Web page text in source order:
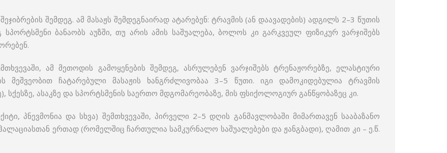
შემდეგ. ამ მასაჟს შემდეგნაირად ატარებენ: ტრავმის (ან დაავადების) ადგილს 2–3 წუთის
სპორტსმენი ბანაობს აუზში, თუ არის ამის საშუალება, ბოლოს კი გარკვეულ ფიზიკურ ვარჯიშებს
ამ მეთოდის გამოყენების შემდეგ, ასრულებენ ვარჯიშებს ტრენაჟორებზე, ელასტიური
მეშვეობით ჩატარებული მასაჟის ხანგრძლივობაა 3–5 წუთი. იგი დამოკიდებულია ტრავმის
სქესზე, ასაკზე და სპორტსმენის საერთო მდგომარეობაზე, მის ფსიქოლოგიურ განწყობაზეც კი.
პნევმონია და სხვა) შემთხვევაში, პირველი 2–5 დღის განმავლობაში მიმართავენ სააბაზანო
ერთად (რომელშიც ჩართულია სამკურნალო საშუალებები და ჟანგბადი), ღამით კი – ე.წ.